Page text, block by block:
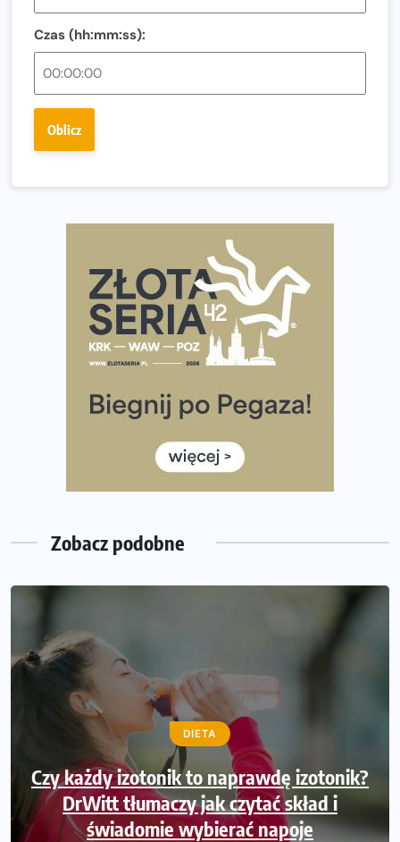
Złota Seria 42 rośnie. Coraz więcej maratończyków
wybiera wyzwanie trzech największych maratonów w
Polsce
Ponad 12 tysięcy uczestników pobiegło dla Bohaterów!
Rozbiegany Olsztyn szykuje się na weekend z
półmaratonem
Już w tę sobotę 35. Bieg Powstania Warszawskiego.
Wystartuje rekordowa liczba uczestników
35. Bieg Powstania Warszawskiego – praktyczny
Ile razy w tygodniu biegać? 3 treningi wystarczą? Jak
często biegać, żeby robić postępy
Już w ten weekend! Przed nami Nocny Portowy Maraton
i Półmaraton Szczeciński. Wszystko, co warto wiedzieć
Czas (hh:mm:ss):
Oblicz
Zobacz podobne
DIETA
Czy każdy izotonik to naprawdę izotonik?
DrWitt tłumaczy jak czytać skład i
świadomie wybierać napoje